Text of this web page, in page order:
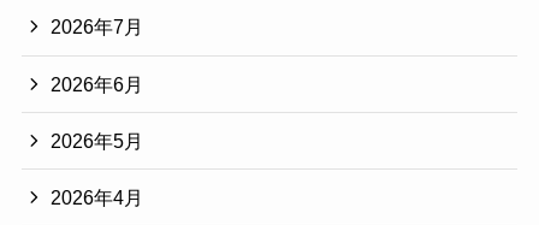
2026年7月
2026年6月
2026年5月
2026年4月